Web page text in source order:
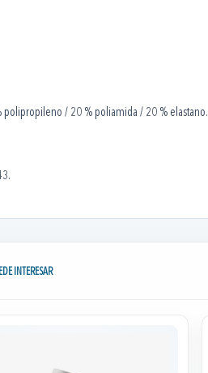
polipropileno / 20 % poliamida / 20 % elastano.
INTERESAR